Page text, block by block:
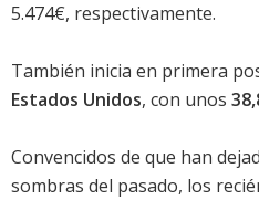
5.474€, respectivamente.
También inicia en primera
Estados Unidos, con unos
Convencidos de que han
sombras del pasado, los